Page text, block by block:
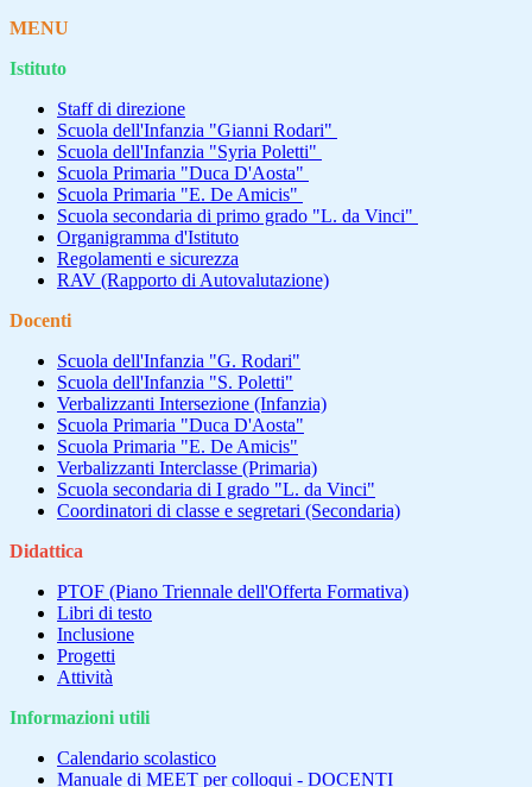
MENU
Istituto
Staff di direzione
Scuola dell'Infanzia "Gianni Rodari"
Scuola dell'Infanzia "Syria Poletti"
Scuola Primaria "Duca D'Aosta"
Scuola Primaria "E. De Amicis"
Scuola secondaria di primo grado "L. da Vinci"
Organigramma d'Istituto
Regolamenti e sicurezza
RAV (Rapporto di Autovalutazione)
Docenti
Scuola dell'Infanzia "G. Rodari"
Scuola dell'Infanzia "S. Poletti"
Verbalizzanti Intersezione (Infanzia)
Scuola Primaria "Duca D'Aosta"
Scuola Primaria "E. De Amicis"
Verbalizzanti Interclasse (Primaria)
Scuola secondaria di I grado "L. da Vinci"
Coordinatori di classe e segretari (Secondaria)
Didattica
PTOF (Piano Triennale dell'Offerta Formativa)
Libri di testo
Inclusione
Progetti
Attività
Informazioni utili
Calendario scolastico
Manuale di MEET per colloqui - DOCENTI